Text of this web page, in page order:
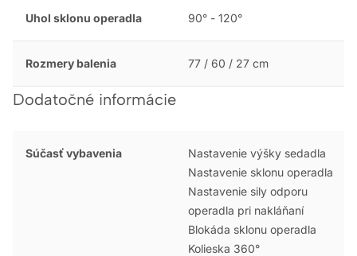
Uhol sklonu operadla 90° - 120°
Rozmery balenia 77 / 60 / 27 cm
Dodatočné informácie
Súčasť vybavenia
Nastavenie výšky sedadla
Nastavenie sklonu operadla
Nastavenie sily odporu
operadla pri nakláňaní
Blokáda sklonu operadla
Kolieska 360°